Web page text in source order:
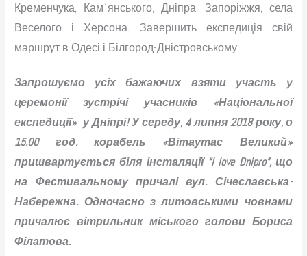
Кременчука, Кам`янського, Дніпра, Запоріжжя, села
Веселого і Херсона. Завершить експедиція свій
маршрут в Одесі і Білгород-Дністровському.
Запрошуємо усіх бажаючих взяти участь у
церемонії зустрічі учасників «Національної
експедиції» у Дніпрі! У середу, 4 липня 2018 року, о
15.00 год. корабель «Вітаутас Великий»
пришвартується біля інсталяції “I love Dnipro”, що
на Фестивальному причалі вул. Січеславська-
Набережна. Одночасно з литовськими човнами
причалює вітрильник міського голови Бориса
Філатова.